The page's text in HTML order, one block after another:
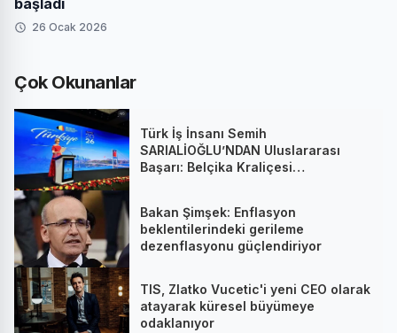
başladı
26 Ocak 2026
Çok Okunanlar
Türk İş İnsanı Semih
SARIALİOĞLU’NDAN Uluslararası
Başarı: Belçika Kraliçesi
Bakan Şimşek: Enflasyon
beklentilerindeki gerileme
dezenflasyonu güçlendiriyor
TIS, Zlatko Vucetic'i yeni CEO olarak
atayarak küresel büyümeye
odaklanıyor